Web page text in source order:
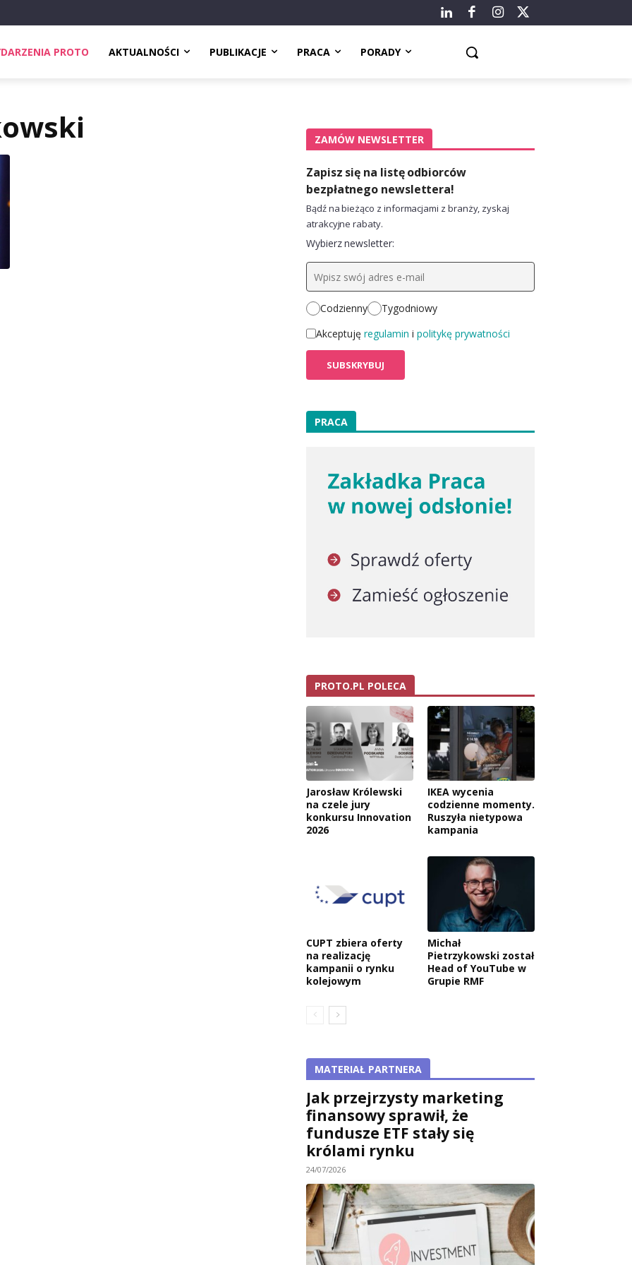
PROTO AKTUALNOŚCI PUBLIKACJE PRACA PORADY
ZAMÓW NEWSLETTER
Zapisz się na listę odbiorców
bezpłatnego newslettera!
Bądź na bieżąco z informacjami z branży, zyskaj
atrakcyjne rabaty.
Wybierz newsletter:
Codzienny
Tygodniowy
Akceptuję regulamin i politykę prywatności
PRACA
PROTO.PL POLECA
Jarosław Królewski
na czele jury
konkursu Innovation
2026
IKEA wycenia
codzienne momenty.
Ruszyła nietypowa
kampania
CUPT zbiera oferty
na realizację
kampanii o rynku
kolejowym
Michał
Pietrzykowski został
Head of YouTube w
Grupie RMF
MATERIAŁ PARTNERA
Jak przejrzysty marketing
finansowy sprawił, że
fundusze ETF stały się
królami rynku
24/07/2026